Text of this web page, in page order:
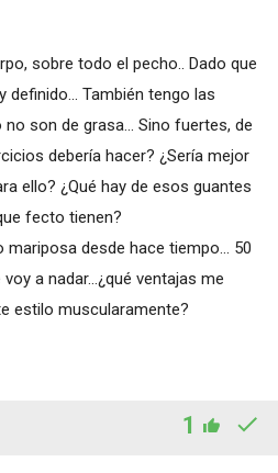
sobre todo el pecho.. Dado que
También tengo las
son de grasa... Sino fuertes, de
debería hacer? ¿Sería mejor
ello? ¿Qué hay de esos guantes
fecto tienen?
desde hace tiempo... 50
a nadar...¿qué ventajas me
estilo muscularamente?
1